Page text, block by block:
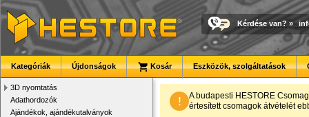
Kérdése van? »
Kategóriák Újdonságok Kosár Eszközök, szolgáltatások
3D nyomtatás
Adathordozók
Ajándékok, ajándékutalványok
!
A budapesti HESTORE
értesített csomagok átvételét
Modulvilág
Fejlesztés, szórakozás
3D nyomtató
Kiváló minőségű,
Új PLA
Kiváló árfekvésű, sok